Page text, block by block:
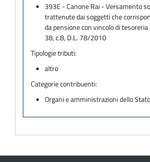
393E - Canone Rai - Versamento
trattenute dai soggetti che
da pensione con vincolo di
38, c.8, D.L. 78/2010
Tipologie tributi:
altro
Categorie contribuenti:
Organi e amministrazioni dello Stato